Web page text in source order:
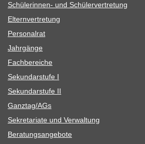
Schü­le­rin­nen- und Schülervertretung
Eltern­ver­tre­tung
Per­so­nal­rat
Jahr­gänge
Fach­be­rei­che
Sekun­dar­stufe I
Sekun­dar­stufe II
Ganztag/​​AGs
Sekre­ta­riate und Verwaltung
Bera­tungs­an­ge­bote